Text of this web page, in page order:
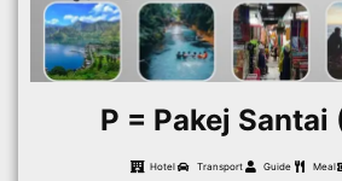
P = Pakej Santai
Hotel Transport Guide Meal